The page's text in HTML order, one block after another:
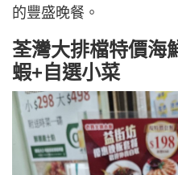
的豐盛晚餐。
荃灣大排檔特價海
蝦+自選小菜